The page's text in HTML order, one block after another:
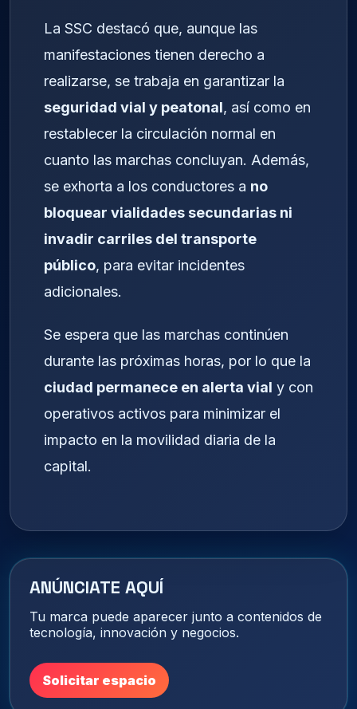
La SSC destacó que, aunque las
manifestaciones tienen derecho a
realizarse, se trabaja en garantizar la
seguridad vial y peatonal, así como en
restablecer la circulación normal en
cuanto las marchas concluyan. Además,
se exhorta a los conductores a no
bloquear vialidades secundarias ni
invadir carriles del transporte
público, para evitar incidentes
adicionales.
Se espera que las marchas continúen
durante las próximas horas, por lo que la
ciudad permanece en alerta vial y con
operativos activos para minimizar el
impacto en la movilidad diaria de la
capital.
ANÚNCIATE AQUÍ
Tu marca puede aparecer junto a contenidos de
tecnología, innovación y negocios.
Solicitar espacio